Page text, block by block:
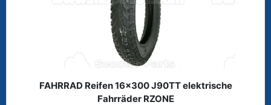
FAHRRAD Reifen 16x300 J90TT elektrische
Fahrräder RZONE